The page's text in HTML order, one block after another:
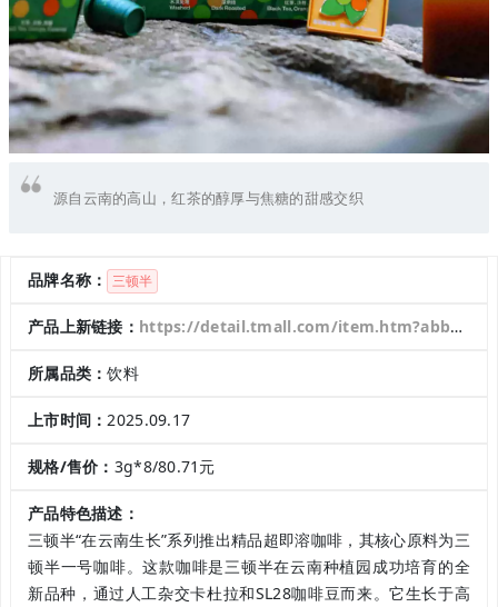
源自云南的高山，红茶的醇厚与焦糖的甜感交织
品牌名称： 三顿半
产品上新链接： https://detail.tmall.com/item.htm?abbucket=1&id=969790902657&mi_id=0000L4mLZMogivFaVVOMn5XF-odY2vrYjZfX05-BV9XAcvQ&ns=1&skuId=5918605384505&spm=a21n57.1.hoverItem.8&utparam=%7B%22aplus_abtest%22%3A%22aa54e9027bc11827bcc3c3c9d10f9ffa%22%7D&xxc=taobaoSearch
所属品类：饮料
上市时间：2025.09.17
规格/售价： 3g*8/80.71元
产品特色描述：
三顿半“在云南生长”系列推出精品超即溶咖啡，其核心原料为三
顿半一号咖啡。这款咖啡是三顿半在云南种植园成功培育的全
新品种，通过人工杂交卡杜拉和SL28咖啡豆而来。它生长于高